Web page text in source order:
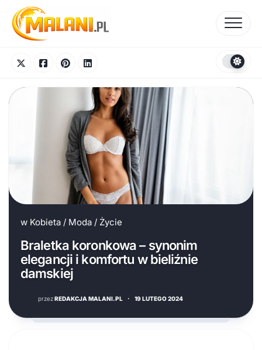
content
w Kobieta / Moda / Życie
Braletka koronkowa – synonim
elegancji i komfortu w bieliźnie
damskiej
przezREDAKCJA MALANI.PL · 19 LUTEGO 2024